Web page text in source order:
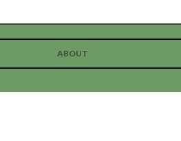
ABOUT